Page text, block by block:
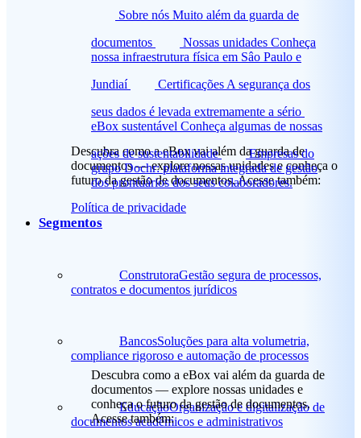
Sobre nós Muito além da guarda de
documentos
Nossas unidades Conheça
nossa infraestrutura física em Sâo Paulo e
Jundiaí
Certificações A segurança dos
seus dados é levada extremamente a sério
eBox sustentável Conheça algumas de nossas
ações de sustentabilidade
Empresas do
grupo Dochr: plataforma integrada de gestão
dos prontuários dos seus colaboradores.
Descubra como a eBox vai além da guarda de
documentos — explore nossas unidades e
conheça o futuro da gestão de documentos.
Acesse também:
Descubra como a eBox vai além da guarda de
documentos — explore nossas unidades e conheça o
futuro da gestão de documentos. Acesse também:
Política de privacidade
Segmentos
ConstrutoraGestão segura de processos,
contratos e documentos jurídicos
BancosSoluções para alta volumetria,
compliance rigoroso e automação de processos
EducaçãoOrganização e digitalização de
documentos acadêmicos e administrativos